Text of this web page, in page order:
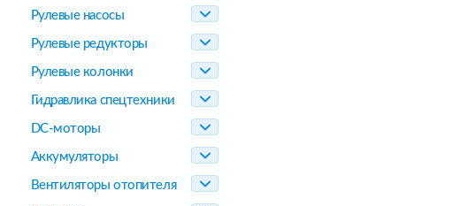
Рулевые насосы
Рулевые редукторы
Рулевые колонки
Гидравлика спецтехники
DC-моторы
Аккумуляторы
Вентиляторы отопителя